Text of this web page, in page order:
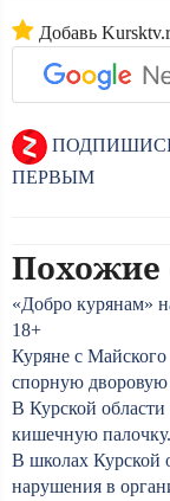
Добавь
ПЕРВЫМ
Похожие
«Добро курянам»
18+
Куряне с
спорную дворовую
В Курской области
кишечную палочку.
В школах Курской
нарушения в